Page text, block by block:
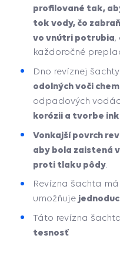
profilované tak,
tok vody, čo
vo vnútri potrubia,
každoročné
Dno revíznej
odolných voči
odpadových
korózii a tvorbe
Vonkajší povrch
aby bola zaistená
proti tlaku pôdy
Revízna šachta
umožňuje
Táto revízna
tesnosť